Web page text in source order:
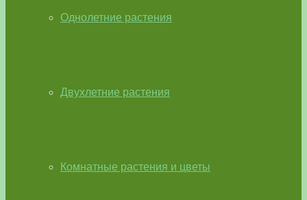
Однолетние растения
Двухлетние растения
Комнатные растения и цветы